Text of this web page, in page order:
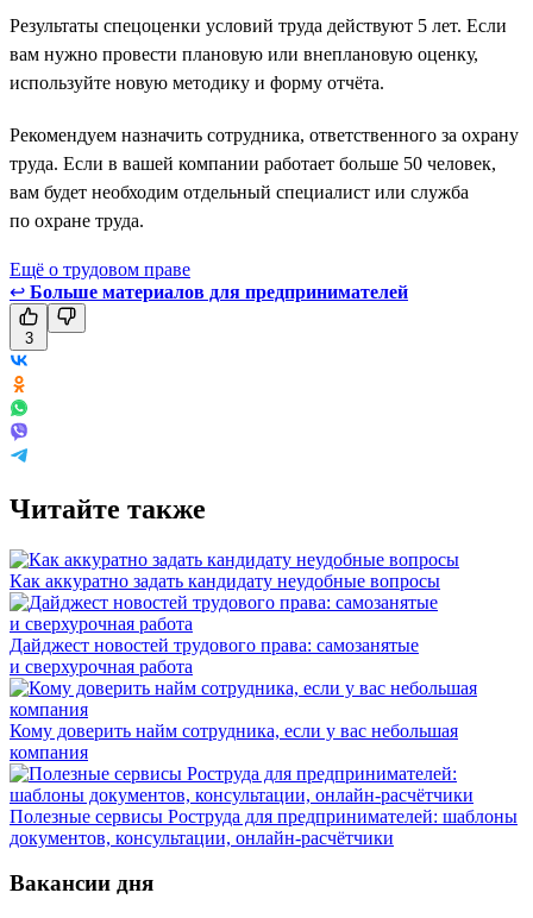
Результаты спецоценки условий труда действуют 5 лет. Если
вам нужно провести плановую или внеплановую оценку,
используйте новую методику и форму отчёта.
Рекомендуем назначить сотрудника, ответственного за охрану
труда. Если в вашей компании работает больше 50 человек,
вам будет необходим отдельный специалист или служба
по охране труда.
Ещё о трудовом праве
↩ Больше материалов для предпринимателей
3
Читайте также
Как аккуратно задать кандидату неудобные вопросы
Дайджест новостей трудового права: самозанятые
и сверхурочная работа
Кому доверить найм сотрудника, если у вас небольшая
компания
Полезные сервисы Роструда для предпринимателей: шаблоны
документов, консультации, онлайн-расчётчики
Вакансии дня